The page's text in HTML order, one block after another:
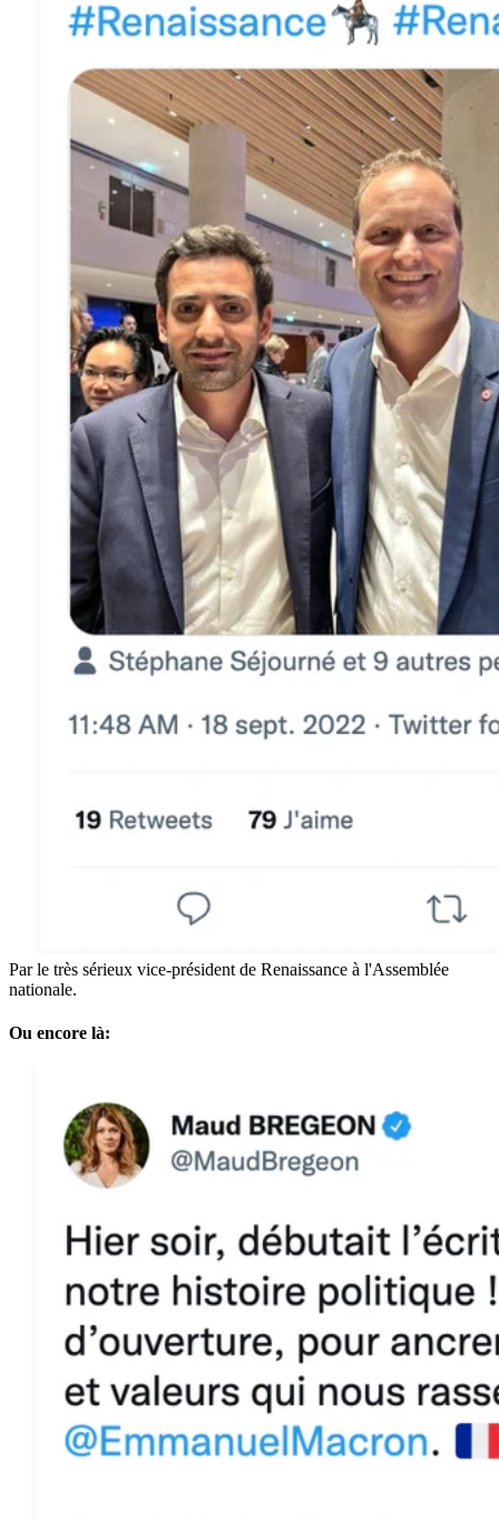
Par le très sérieux vice-président de Renaissance à l'Assemblée
nationale.
Ou encore là: